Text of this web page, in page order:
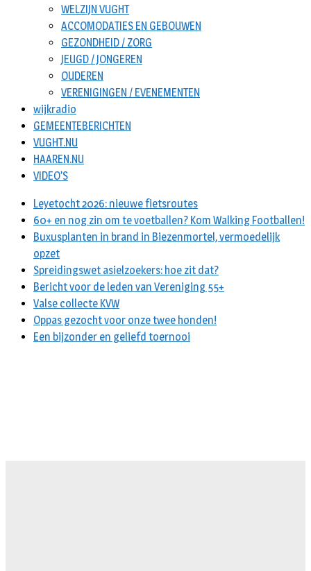
WELZIJN VUGHT
ACCOMODATIES EN GEBOUWEN
GEZONDHEID / ZORG
JEUGD / JONGEREN
OUDEREN
VERENIGINGEN / EVENEMENTEN
wijkradio
GEMEENTEBERICHTEN
VUGHT.NU
HAAREN.NU
VIDEO’S
Leyetocht 2026: nieuwe fietsroutes
60+ en nog zin om te voetballen? Kom Walking Footballen!
Buxusplanten in brand in Biezenmortel, vermoedelijk
opzet
Spreidingswet asielzoekers: hoe zit dat?
Bericht voor de leden van Vereniging 55+
Valse collecte KVW
Oppas gezocht voor onze twee honden!
Een bijzonder en geliefd toernooi